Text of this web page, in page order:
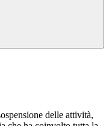
delle attività,